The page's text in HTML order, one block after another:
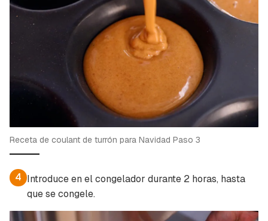
Receta de coulant de turrón para Navidad Paso 3
4 Introduce en el congelador durante 2 horas, hasta
que se congele.